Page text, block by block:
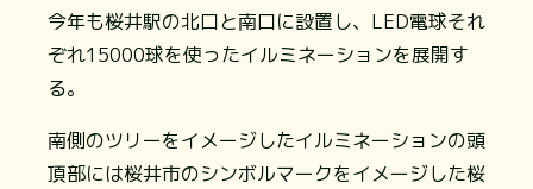
今年も桜井駅の北⼝と南⼝に設置し、LED電球それ
ぞれ15000球を使ったイルミネーションを展開す
る。
南側のツリーをイメージしたイルミネーションの頭
頂部には桜井市のシンボルマークをイメージした桜